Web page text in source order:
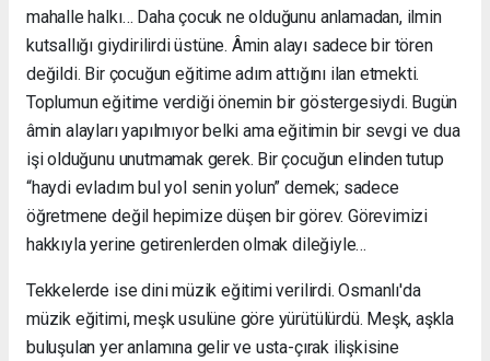
mahalle halkı… Daha çocuk ne olduğunu anlamadan, ilmin
kutsallığı giydirilirdi üstüne. Âmin alayı sadece bir tören
değildi. Bir çocuğun eğitime adım attığını ilan etmekti.
Toplumun eğitime verdiği önemin bir göstergesiydi. Bugün
âmin alayları yapılmıyor belki ama eğitimin bir sevgi ve dua
işi olduğunu unutmamak gerek. Bir çocuğun elinden tutup
“haydi evladım bul yol senin yolun” demek; sadece
öğretmene değil hepimize düşen bir görev. Görevimizi
hakkıyla yerine getirenlerden olmak dileğiyle…
Tekkelerde ise dini müzik eğitimi verilirdi. Osmanlı'da
müzik eğitimi, meşk usulüne göre yürütülürdü. Meşk, aşkla
buluşulan yer anlamına gelir ve usta-çırak ilişkisine